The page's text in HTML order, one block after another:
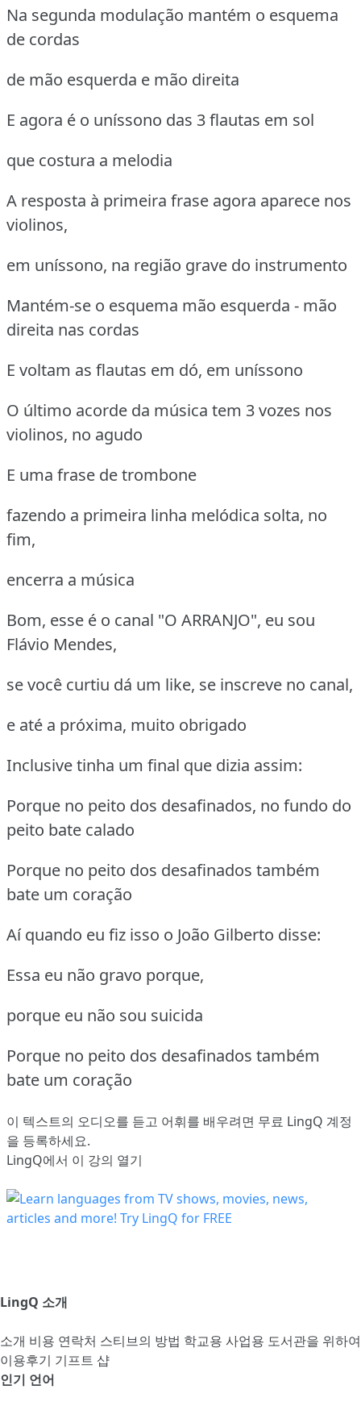
Na segunda modulação mantém o esquema
de cordas
de mão esquerda e mão direita
E agora é o uníssono das 3 flautas em sol
que costura a melodia
A resposta à primeira frase agora aparece nos
violinos,
em uníssono, na região grave do instrumento
Mantém-se o esquema mão esquerda - mão
direita nas cordas
E voltam as flautas em dó, em uníssono
O último acorde da música tem 3 vozes nos
violinos, no agudo
E uma frase de trombone
fazendo a primeira linha melódica solta, no
fim,
encerra a música
Bom, esse é o canal "O ARRANJO", eu sou
Flávio Mendes,
se você curtiu dá um like, se inscreve no canal,
e até a próxima, muito obrigado
Inclusive tinha um final que dizia assim:
Porque no peito dos desafinados, no fundo do
peito bate calado
Porque no peito dos desafinados também
bate um coração
Aí quando eu fiz isso o João Gilberto disse:
Essa eu não gravo porque,
porque eu não sou suicida
Porque no peito dos desafinados também
bate um coração
이 텍스트의 오디오를 듣고 어휘를 배우려면 무료 LingQ 계정
을 등록하세요.
LingQ에서 이 강의 열기
LingQ 소개
소개 비용 연락처 스티브의 방법 학교용 사업용 도서관을 위하여
이용후기 기프트 샵
인기 언어